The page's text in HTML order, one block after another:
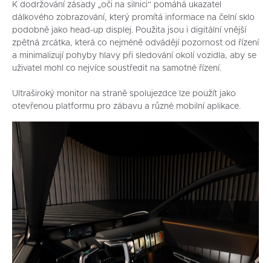
K dodržování zásady „oči na silnici“ pomáhá ukazatel
dálkového zobrazování, který promítá informace na čelní sklo
podobně jako head-up displej. Použita jsou i digitální vnější
zpětná zrcátka, která co nejméně odvádějí pozornost od řízení
a minimalizují pohyby hlavy při sledování okolí vozidla, aby se
uživatel mohl co nejvíce soustředit na samotné řízení.
Ultraširoký monitor na straně spolujezdce lze použít jako
otevřenou platformu pro zábavu a různé mobilní aplikace.